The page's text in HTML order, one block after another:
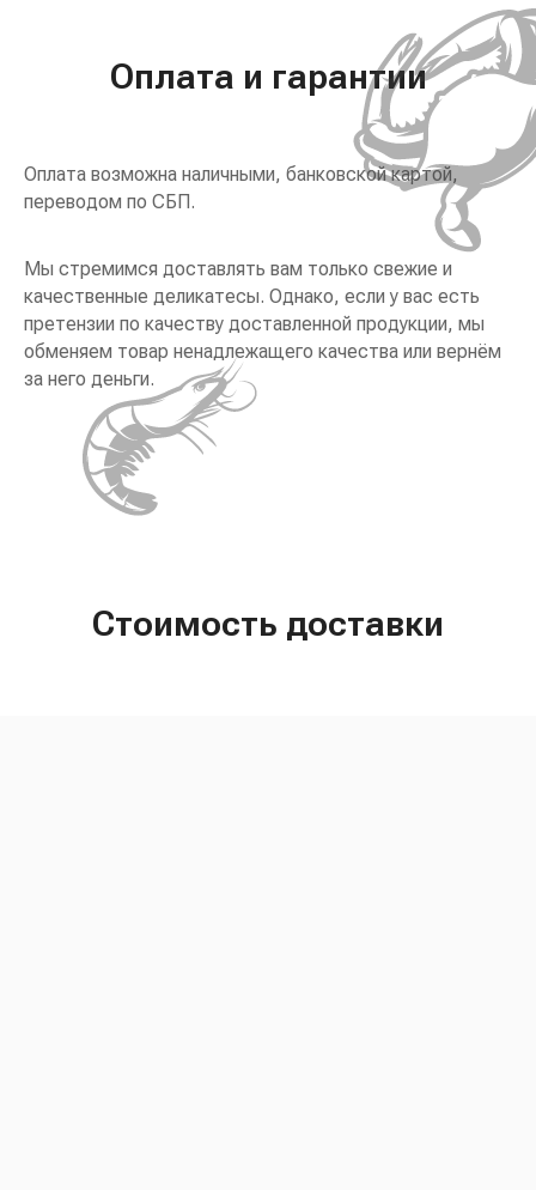
Оплата и гарантии
Оплата возможна наличными, банковской картой,
переводом по СБП.
Мы стремимся доставлять вам только свежие и
качественные деликатесы. Однако, если у вас есть
претензии по качеству доставленной продукции, мы
обменяем товар ненадлежащего качества или вернём
за него деньги.
Стоимость доставки